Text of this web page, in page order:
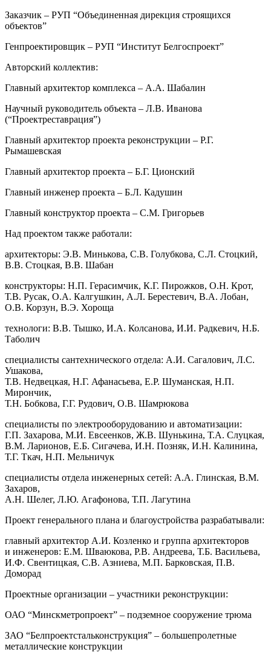
Заказчик – РУП “Объединенная дирекция строящихся
объектов”
Генпроектировщик – РУП “Институт Белгоспроект”
Авторский коллектив:
Главный архитектор комплекса – А.А. Шабалин
Научный руководитель объекта – Л.В. Иванова
(“Проектреставрация”)
Главный архитектор проекта реконструкции – Р.Г.
Рымашевская
Главный архитектор проекта – Б.Г. Ционский
Главный инженер проекта – Б.Л. Кадушин
Главный конструктор проекта – С.М. Григорьев
Над проектом также работали:
архитекторы: Э.В. Минькова, С.В. Голубкова, С.Л. Стоцкий,
В.В. Стоцкая, В.В. Шабан
конструкторы: Н.П. Герасимчик, К.Г. Пирожков, О.Н. Крот,
Т.В. Русак, О.А. Калгушкин, А.Л. Берестевич, В.А. Лобан,
О.В. Корзун, В.Э. Хороща
технологи: В.В. Тышко, И.А. Колсанова, И.И. Радкевич, Н.Б.
Таболич
специалисты сантехнического отдела: А.И. Сагалович, Л.С.
Ушакова,
Т.В. Недвецкая, Н.Г. Афанасьева, Е.Р. Шуманская, Н.П.
Мирончик,
Т.Н. Бобкова, Г.Г. Рудович, О.В. Шамрюкова
специалисты по электрооборудованию и автоматизации:
Г.П. Захарова, М.И. Евсеенков, Ж.В. Шунькина, Т.А. Слуцкая,
В.М. Ларионов, Е.Б. Сигачева, И.Н. Позняк, И.Н. Калинина,
Т.Г. Ткач, Н.П. Мельничук
специалисты отдела инженерных сетей: А.А. Глинская, В.М.
Захаров,
А.Н. Шелег, Л.Ю. Агафонова, Т.П. Лагутина
Проект генерального плана и благоустройства разрабатывали:
главный архитектор А.И. Козленко и группа архитекторов
и инженеров: Е.М. Шваюкова, Р.В. Андреева, Т.Б. Васильева,
И.Ф. Свентицкая, С.В. Азниева, М.П. Барковская, П.В.
Доморад
Проектные организации – участники реконструкции:
ОАО “Минскметропроект” – подземное сооружение трюма
ЗАО “Белпроектстальконструкция” – большепролетные
металлические конструкции